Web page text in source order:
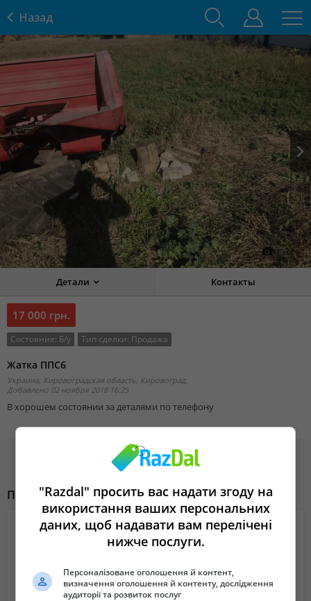
Назад
Prev Next
1из6
Детали Контакты
17 000 грн.
Состояние: Б/у Тип сделки: Продажа
Жатка ППС6
Украина, Кировоградская область, Кировоград,
Добавлено 02 ноября 2018 16:25
В хорошем состоянии за деталями по телефону
Похожие объявления
"Razdal" просить вас надати згоду на
використання ваших персональних
даних, щоб надавати вам перелічені
нижче послуги.
Персоналізоване оголошення й контент,
визначення оголошення й контенту, дослідження
аудиторії та розвиток послуг